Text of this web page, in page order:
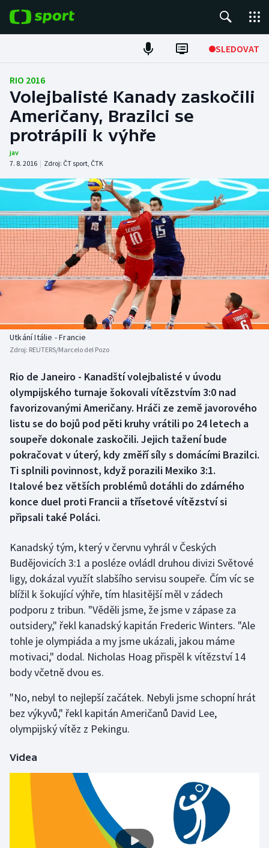
SLEDOVAT
Fotbal
Hokej
Tenis
Atletika
Cyklistika
DALŠÍ SPORTY
Americký fotbal
Baseball a softbal
Biatlon
Box
Curling
Dostihy
Florbal
Futsal
Gymnastika
Házená
Jezdectví
Judo
Krasobruslení
Lezení
Motorsport
Olympijské hry
NEPŘEHLÉDNĚTE
Soutěže
Aplikace ČT sport
RIO 2016
Volejbalisté Kanady zaskočili
Američany, Brazilci se
protrápili k výhře
jav
7. 8. 2016 | Zdroj: ČT sport, ČTK
Utkání Itálie - Francie
Zdroj: REUTERS/Marcelo del Pozo
Rio de Janeiro - Kanadští volejbalisté v úvodu
olympijského turnaje šokovali vítězstvím 3:0 nad
favorizovanými Američany. Hráči ze země javorového
listu se do bojů pod pěti kruhy vrátili po 24 letech a
soupeře dokonale zaskočili. Jejich tažení bude
pokračovat v úterý, kdy změří síly s domácími Brazilci.
Ti splnili povinnost, když porazili Mexiko 3:1.
Italové bez větších problémů dotáhli do zdárného
konce duel proti Francii a třísetové vítězství si
připsali také Poláci.
Kanadský tým, který v červnu vyhrál v Českých
Budějovicích 3:1 a posléze ovládl druhou divizi Světové
ligy, dokázal využít slabšího servisu soupeře. Čím víc se
blížil k šokující výhře, tím hlasitější měl v zádech
podporu z tribun. "Věděli jsme, že jsme v zápase za
outsidery," řekl kanadský kapitán Frederic Winters. "Ale
tohle je olympiáda a my jsme ukázali, jakou máme
motivaci," dodal. Nicholas Hoag přispěl k vítězství 14
body včetně dvou es.
"No, nebyl to nejlepší začátek. Nebyli jsme schopní hrát
bez výkyvů," řekl kapitán Američanů David Lee,
olympijský vítěz z Pekingu.
Videa